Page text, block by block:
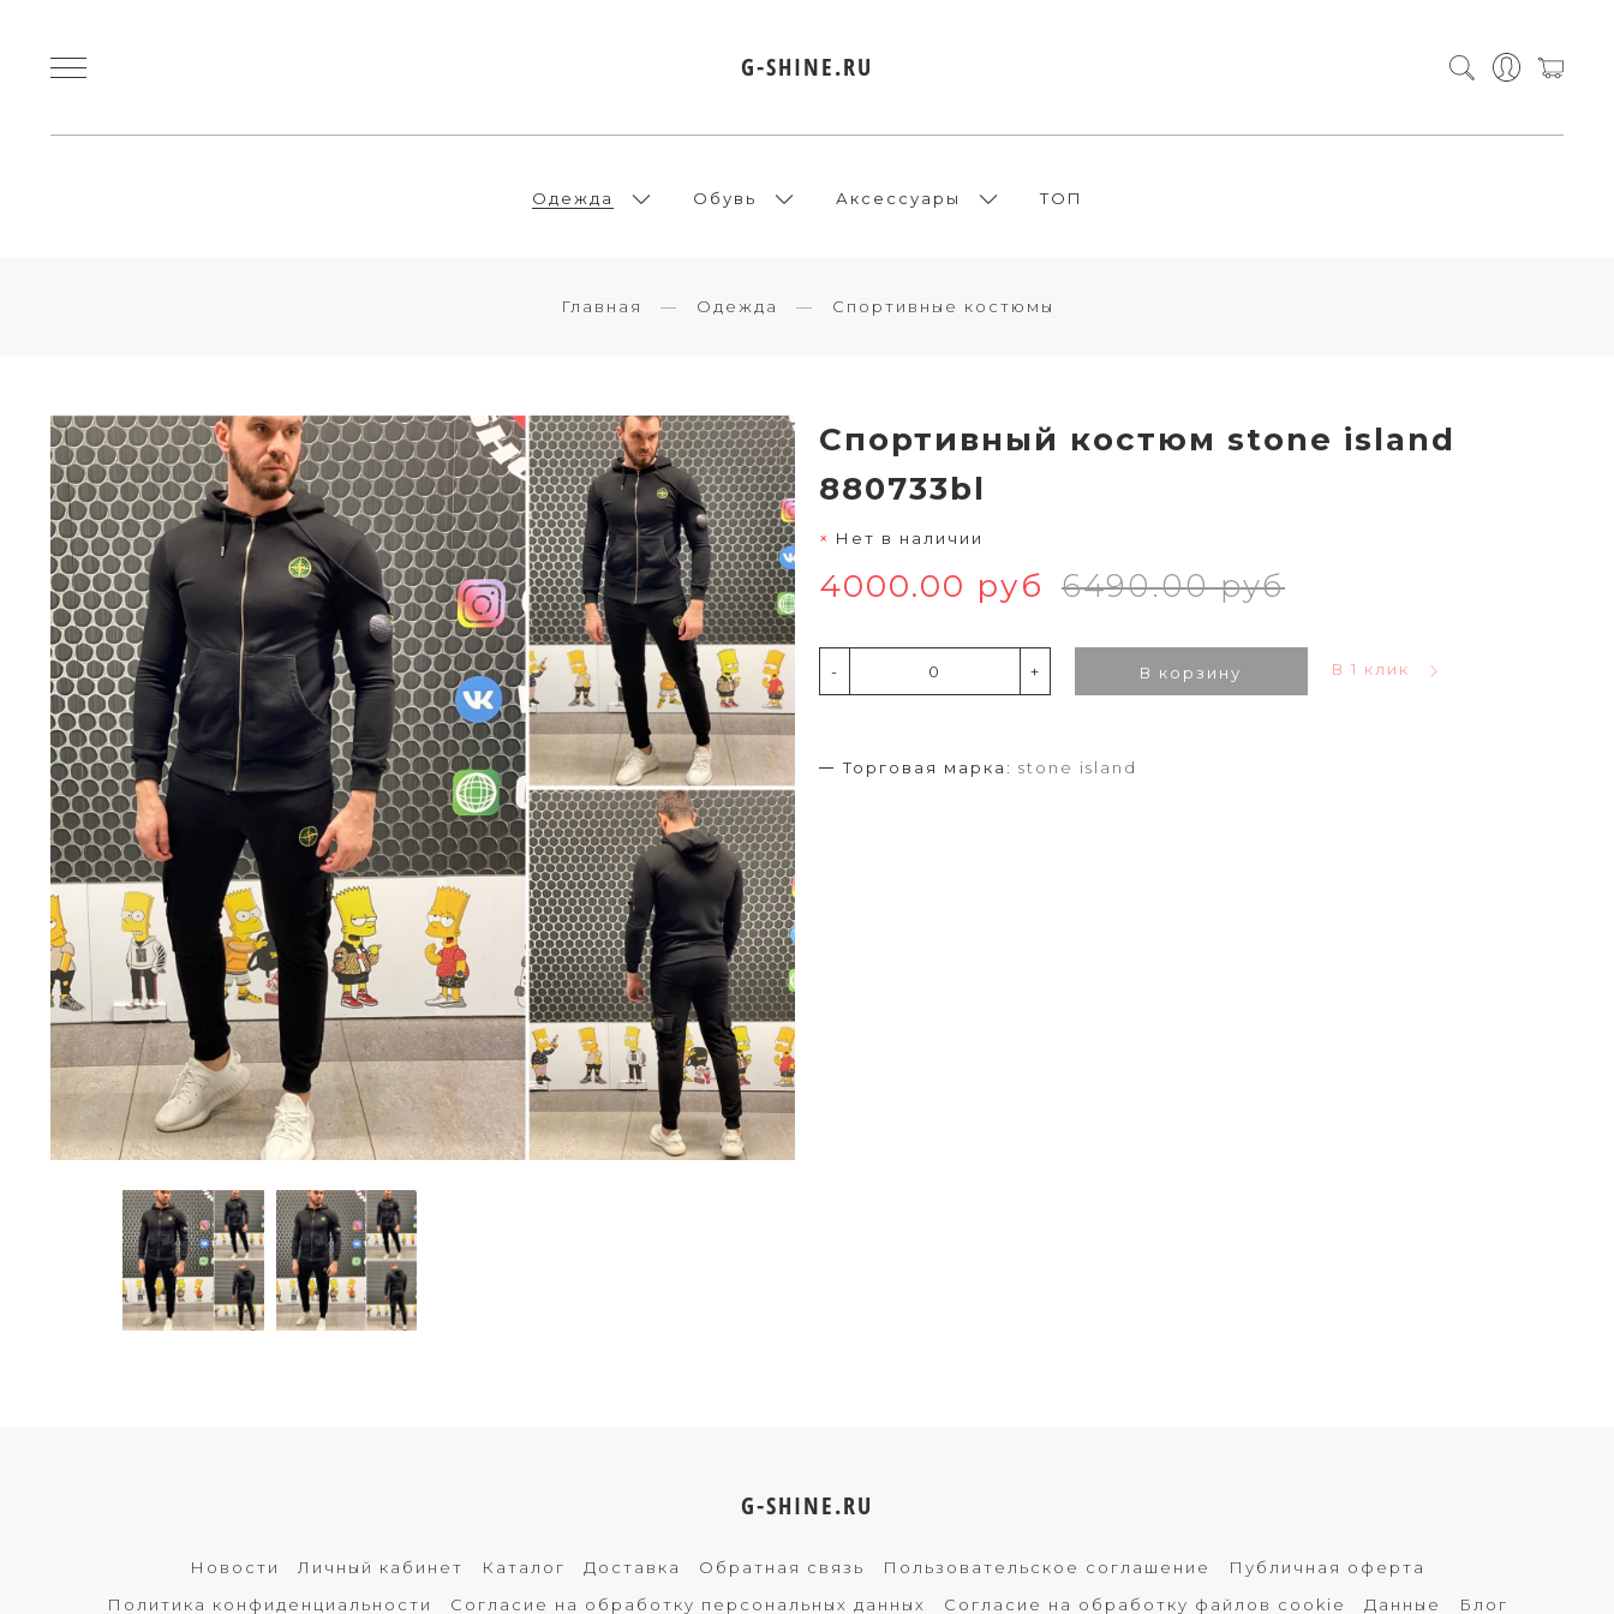
G-SHINE.RU
Одежда Обувь Аксессуары ТОП
Главная Одежда Спортивные костюмы
Спортивный костюм stone island
880733bl
Нет в наличии
4000.00 руб 6490.00 руб
- + В корзину В 1 клик
Торговая марка: stone island
G-SHINE.RU
Новости Личный кабинет Каталог Доставка Обратная связь Пользовательское соглашение
Публичная оферта
Политика конфиденциальности
Согласие на обработку персональных данных Согласие на обработку файлов cookie Данные Блог